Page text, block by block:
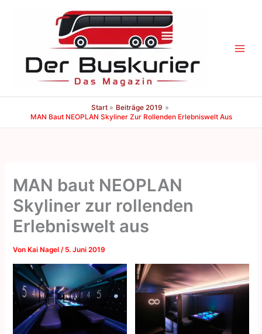
Start
Beiträge 2019
MAN Baut NEOPLAN Skyliner Zur Rollenden Erlebniswelt Aus
MAN baut NEOPLAN
Skyliner zur rollenden
Erlebniswelt aus
Von Kai Nagel/ 5. Juni 2019